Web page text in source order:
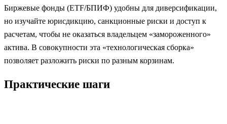
Биржевые фонды (ETF/БПИФ) удобны для диверсификации,
но изучайте юрисдикцию, санкционные риски и доступ к
расчетам, чтобы не оказаться владельцем «замороженного»
актива. В совокупности эта «технологическая сборка»
позволяет разложить риски по разным корзинам.
Практические шаги